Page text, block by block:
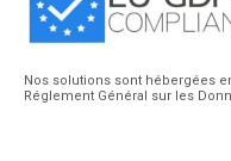
Nos solutions sont hébergées
Réglement Général sur les